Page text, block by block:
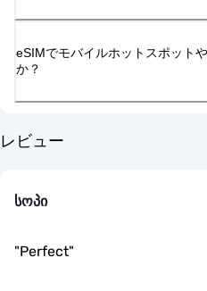
eSIMでモバイルホットスポット
か？
レビュー
სოპი
"Perfect"